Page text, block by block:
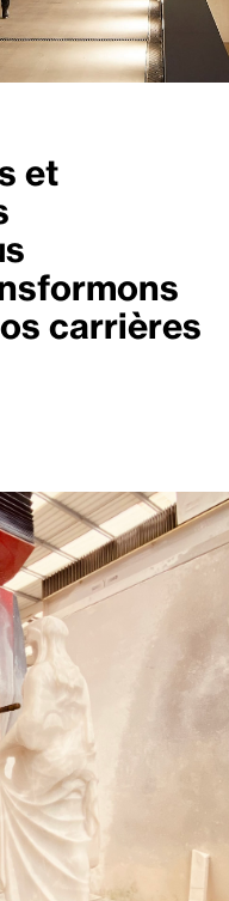
et
carrières